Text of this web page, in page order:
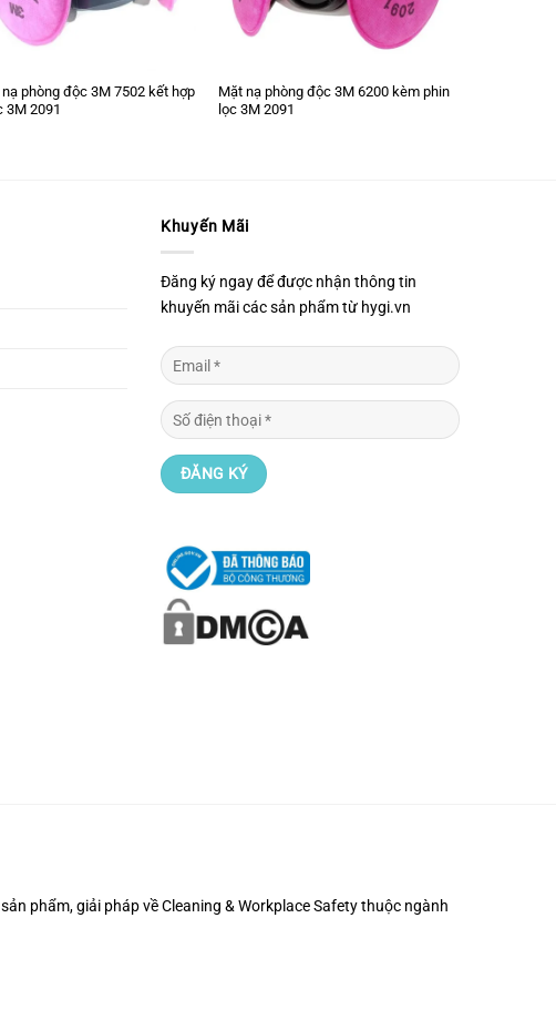
nạ phòng độc 3M 7502 kết hợp
3M 2091
Mặt nạ phòng độc 3M 6200 kèm phin
lọc 3M 2091
Khuyến Mãi
Đăng ký ngay để được nhận thông tin
khuyến mãi các sản phẩm từ hygi.vn
phẩm, giải pháp vềCleaning & Workplace Safetythuộc ngành